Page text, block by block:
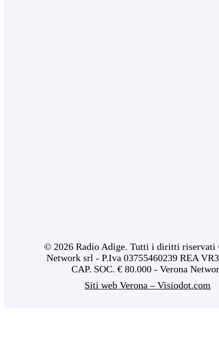
© 2026 Radio Adige. Tutti i diritti riservati
Network srl - P.Iva 03755460239 REA
CAP. SOC. € 80.000 - Verona
Siti web Verona – Visiodot.com